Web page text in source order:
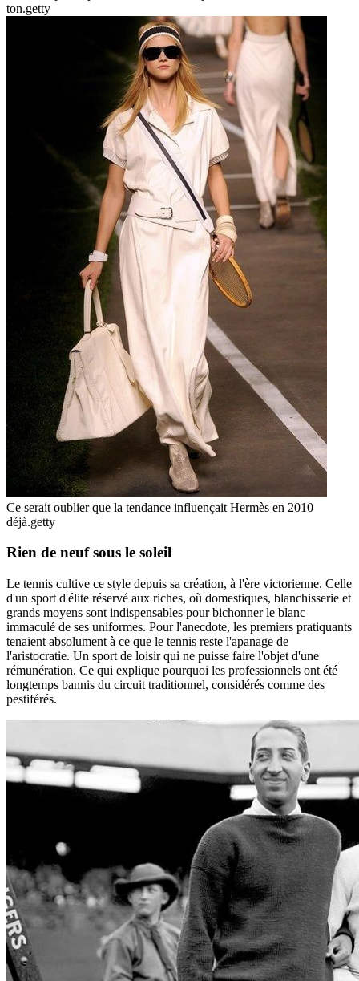
ton.getty
Ce serait oublier que la tendance influençait Hermès en 2010
déjà.getty
Rien de neuf sous le soleil
Le tennis cultive ce style depuis sa création, à l'ère victorienne. Celle
d'un sport d'élite réservé aux riches, où domestiques, blanchisserie et
grands moyens sont indispensables pour bichonner le blanc
immaculé de ses uniformes. Pour l'anecdote, les premiers pratiquants
tenaient absolument à ce que le tennis reste l'apanage de
l'aristocratie. Un sport de loisir qui ne puisse faire l'objet d'une
rémunération. Ce qui explique pourquoi les professionnels ont été
longtemps bannis du circuit traditionnel, considérés comme des
pestiférés.